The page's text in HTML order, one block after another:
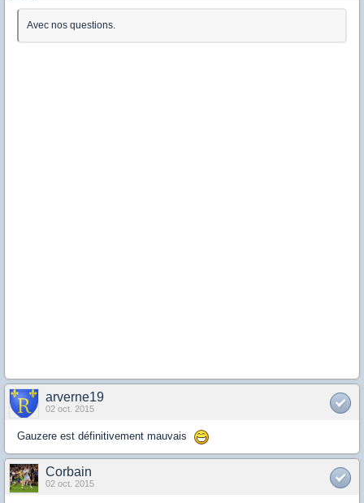
Avec nos questions.
arverne19
02 oct. 2015
Gauzere est définitivement mauvais
Corbain
02 oct. 2015